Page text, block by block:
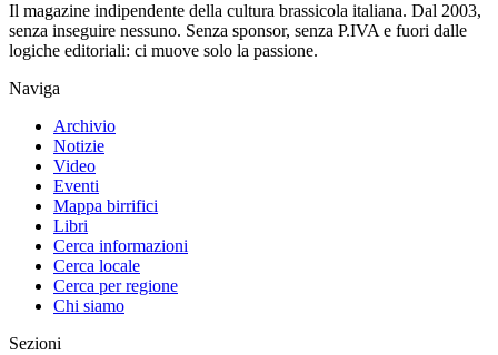
Il magazine indipendente della cultura brassicola italiana. Dal 2003,
senza inseguire nessuno. Senza sponsor, senza P.IVA e fuori dalle
logiche editoriali: ci muove solo la passione.
Naviga
Archivio
Notizie
Video
Eventi
Mappa birrifici
Libri
Cerca informazioni
Cerca locale
Cerca per regione
Chi siamo
Sezioni